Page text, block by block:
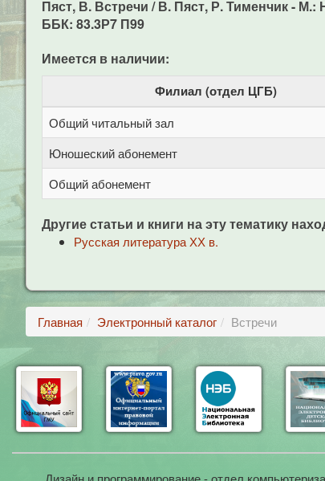
Пяст, В. Встречи / В. Пяст, Р. Тименчик - М.:
ББК: 83.3Р7 П99
Имеется в наличии:
Филиал (отдел ЦГБ)
Общий читальный зал
Юношеский абонемент
Общий абонемент
Другие статьи и книги на эту тематику
Русская литература ХХ в.
Главная Электронный каталог Встречи